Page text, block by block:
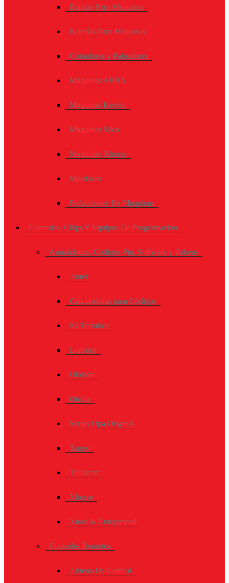
Bandas Para Máquinas
Baterías Para Máquinas
Cortadores y Palpadores
Máquinas ABBA
Maquinas Keytec
Maquinas Silca
Maquinas Xhorse
Mordazas
Refacciones De Maquinas
Controles, Chips Y Equipos De Programación
Anualidades, Códigos Pin, Software y Tokens
Autel
Calculadoras para Códigos
IO Terminal
Lonsdor
Obdstar
Otofix
Scrips Upa Original
Tango
Thinkcar
Xhorse
Xtool & Autopropad
Controles Remotos
Antena De Control